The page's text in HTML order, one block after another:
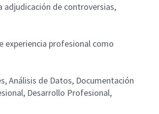
adjudicación de controversias,
experiencia profesional como
Análisis de Datos, Documentación
Desarrollo Profesional,